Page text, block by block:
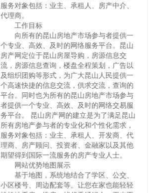
服务对象包括：业主、承租人、房产中介、
代理商。
工作目标
向所有的昆山房地产市场参与者提供一
个专业、高效、及时的网络服务平台。昆山
房产网定位于昆山房屋导购，房源信息交
流，房源信息查询，楼盘全程策划，广告以
及组织团购等形式，为广大昆山人民提供一
个高速快捷的信息交流，供求交流，查询的
平台。同时也为所有的昆山房地产市场参与
者提供一个专业、高效、及时的网络交易服
务平台。 昆山房产网的建立是为了满足昆山
所有房地产参与者的专业化和个性化需求，
服务对象包括：业主、承租人、开发商、代
理商、房产顾问、投资者、金融家以及其他
期望得到国际一流服务的房产专业人士。
网站优势地图展示
基于地图，系统地结合了学区、公交、
小区楼号、周边配套等。让您在家也能轻轻